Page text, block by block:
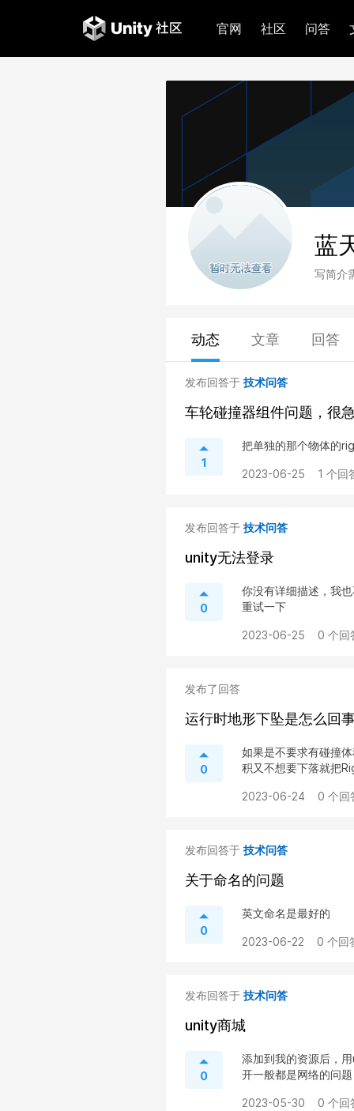
官网 社区 问答
蓝
写简介
动态 文章 回答
发布回答于 技术问答
车轮碰撞器组件问题，很
1
把单独的那个物体的
2023-06-25 1 个回
发布回答于 技术问答
unity无法登录
0
你没有详细描述，我
重试一下
2023-06-25 0 个回
发布了回答
运行时地形下坠是怎么回
0
如果是不要求有碰撞
积又不想要下落就把
2023-06-24 0 个回
发布回答于 技术问答
关于命名的问题
0
英文命名是最好的
2023-06-22 0 个回
发布回答于 技术问答
unity商城
0
添加到我的资源后，
开一般都是网络的问
2023-05-30 0 个回